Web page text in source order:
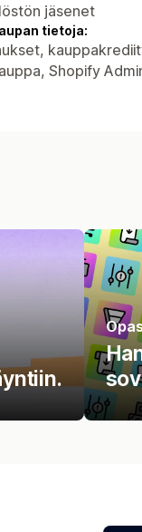
jäsenet
tietoja:
Shopify